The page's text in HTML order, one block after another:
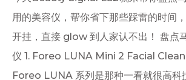
用的美容仪，帮你省下那些踩雷的时间
开挂，直接 glow 到人家认不出！ 盘点
仪 1. Foreo LUNA Mini 2 Facial
Foreo LUNA 系列是那种一看就很高科